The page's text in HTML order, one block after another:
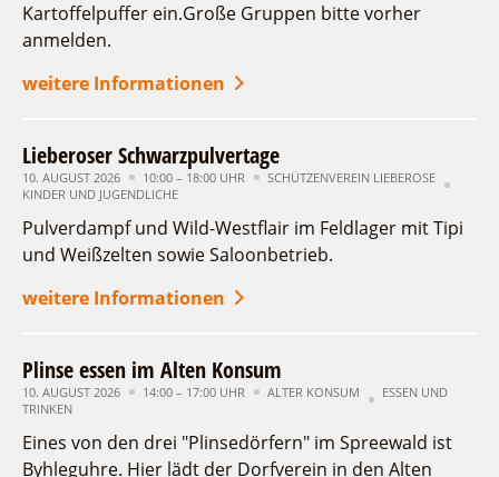
Kartoffelpuffer ein.Große Gruppen bitte vorher
anmelden.
weitere Informationen
Lieberoser Schwarzpulvertage
10. AUGUST 2026 10:00 – 18:00 UHR
SCHÜTZENVEREIN LIEBEROSE
KINDER UND JUGENDLICHE
Pulverdampf und Wild-Westflair im Feldlager mit Tipi
und Weißzelten sowie Saloonbetrieb.
weitere Informationen
Plinse essen im Alten Konsum
10. AUGUST 2026 14:00 – 17:00 UHR ALTER KONSUM
ESSEN UND
TRINKEN
Eines von den drei "Plinsedörfern" im Spreewald ist
Byhleguhre. Hier lädt der Dorfverein in den Alten